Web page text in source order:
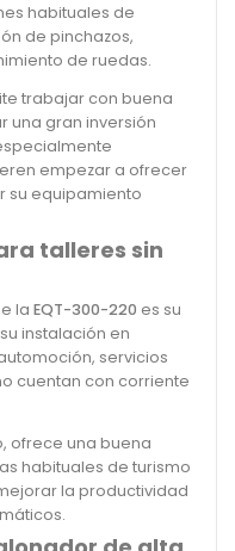
habituales de
de pinchazos,
de ruedas.
trabajar con buena
una gran inversión
empezar a ofrecer
su equipamiento
talleres sin
la EQT-300-220 es su
instalación en
servicios
cuentan con corriente
ofrece una buena
habituales de turismo
la productividad